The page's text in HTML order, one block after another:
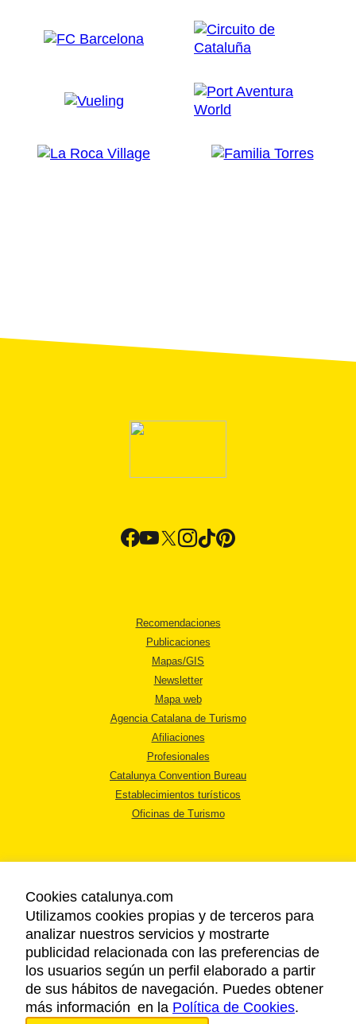
Recomendaciones
Publicaciones
Mapas/GIS
Newsletter
Mapa web
Agencia Catalana de Turismo
Afiliaciones
Profesionales
Catalunya Convention Bureau
Establecimientos turísticos
Oficinas de Turismo
AVISO LEGAL
POLÍTICA DE PRIVACIDAD
COOKIES
ACCESSIBILIDAD
Cookies catalunya.com
Utilizamos cookies propias y de terceros para
analizar nuestros servicios y mostrarte
publicidad relacionada con las preferencias de
los usuarios según un perfil elaborado a partir
de sus hábitos de navegación. Puedes obtener
más información en la Política de Cookies.